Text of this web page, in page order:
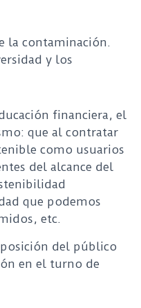
la contaminación.
y los
financiera, el
que al contratar
como usuarios
del alcance del
que podemos
etc.
del público
en el turno de